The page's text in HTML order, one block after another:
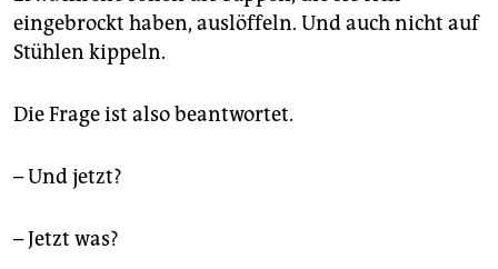
epaper login
eingebrockt haben, auslöffeln. Und auch nicht auf
Stühlen kippeln.
Die Frage ist also beantwortet.
– Und jetzt?
– Jetzt was?